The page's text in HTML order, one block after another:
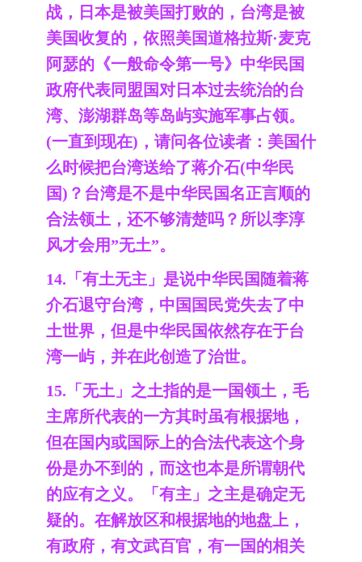
战，日本是被美国打败的，台湾是被
美国收复的，依照美国道格拉斯·麦克
阿瑟的《一般命令第一号》中华民国
政府代表同盟国对日本过去统治的台
湾、澎湖群岛等岛屿实施军事占领。
(一直到现在)，请问各位读者：美国什
么时候把台湾送给了蒋介石(中华民
国)？台湾是不是中华民国名正言顺的
合法领土，还不够清楚吗？所以李淳
风才会用”无土”。
14.「有土无主」是说中华民国随着蒋
介石退守台湾，中国国民党失去了中
土世界，但是中华民国依然存在于台
湾一屿，并在此创造了治世。
15.「无土」之土指的是一国领土，毛
主席所代表的一方其时虽有根据地，
但在国内或国际上的合法代表这个身
份是办不到的，而这也本是所谓朝代
的应有之义。「有主」之主是确定无
疑的。在解放区和根据地的地盘上，
有政府，有文武百官，有一国的相关